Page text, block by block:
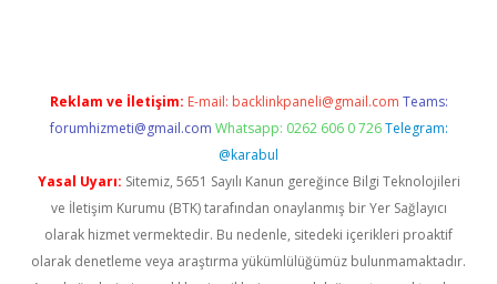
Reklam ve İletişim: E-mail: backlinkpaneli@gmail.com Teams:
forumhizmeti@gmail.com Whatsapp: 0262 606 0 726 Telegram:
@karabul
Yasal Uyarı: Sitemiz, 5651 Sayılı Kanun gereğince Bilgi Teknolojileri
ve İletişim Kurumu (BTK) tarafından onaylanmış bir Yer Sağlayıcı
olarak hizmet vermektedir. Bu nedenle, sitedeki içerikleri proaktif
olarak denetleme veya araştırma yükümlülüğümüz bulunmamaktadır.